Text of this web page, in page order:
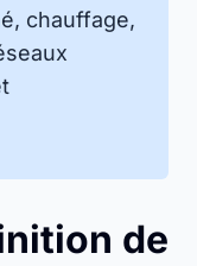
chauffage,
de